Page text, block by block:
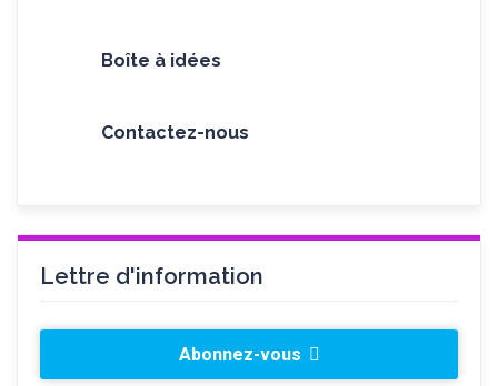
Boîte à idées
Contactez-nous
Lettre d'information
Abonnez-vous